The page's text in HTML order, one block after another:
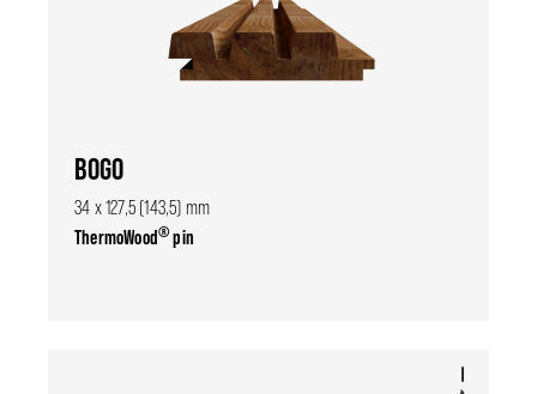
BOGO
34 x 127,5 (143,5) mm
ThermoWood®pin